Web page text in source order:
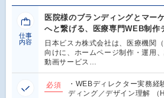
仕事
内容
医院様のブランディングとマー
へと繋げる、医療専門WEB制作
日本ビスカ株式会社は、医療機関
向けに、ホームページ制作・運用
動画サービス…
必須
・WEBディレクター実務
ディング／デザイン理解 （